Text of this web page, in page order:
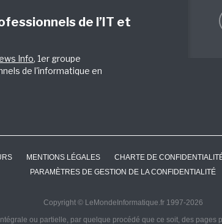
de l’IT et
Info, 1er groupe
de l'informatique en
MENTIONS LÉGALES CHARTE DE
PARAMÈTRES DE GESTION DE LA CONFIDENTIALITÉ
Copyright © LeMondeInformatique.fr 1997-2026
ou partielle, par quelque procédé que ce soit, des pages